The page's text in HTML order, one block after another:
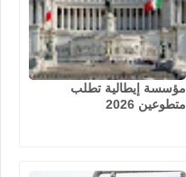
مؤسسة إيطالية تطلب
متطوعين 2026